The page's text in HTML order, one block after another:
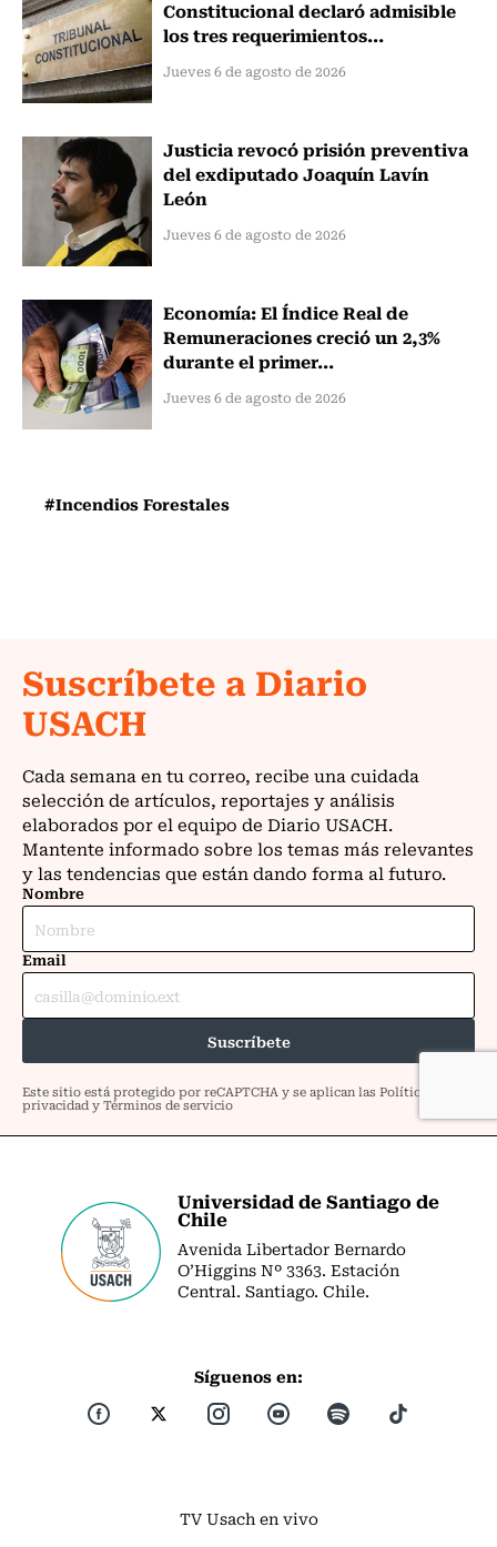
Constitucional declaró admisible
los tres requerimientos...
Jueves 6 de agosto de 2026
Justicia revocó prisión preventiva
del exdiputado Joaquín Lavín
León
Jueves 6 de agosto de 2026
Economía: El Índice Real de
Remuneraciones creció un 2,3%
durante el primer...
Jueves 6 de agosto de 2026
#Incendios Forestales
Universidad de Santiago de
Chile
Avenida Libertador Bernardo
O’Higgins Nº 3363. Estación
Central. Santiago. Chile.
Síguenos en:
TV Usach en vivo